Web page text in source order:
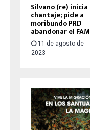
Silvano (re) inicia
chantaje; pide a
moribundo PRD
abandonar el FAM
11 de agosto de
2023